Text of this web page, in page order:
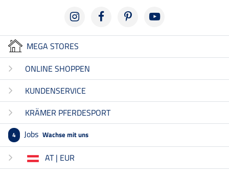
MEGA STORES
ONLINE SHOPPEN
KUNDENSERVICE
KRÄMER PFERDESPORT
4 Jobs Wachse mit uns
AT | EUR